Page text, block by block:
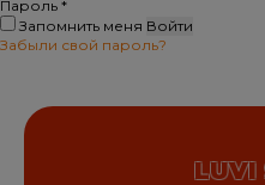
Пароль *Обязательно
Запомнить меня Войти
Забыли свой пароль?
LUVI